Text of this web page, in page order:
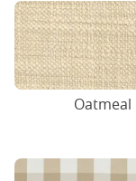
Oatmeal